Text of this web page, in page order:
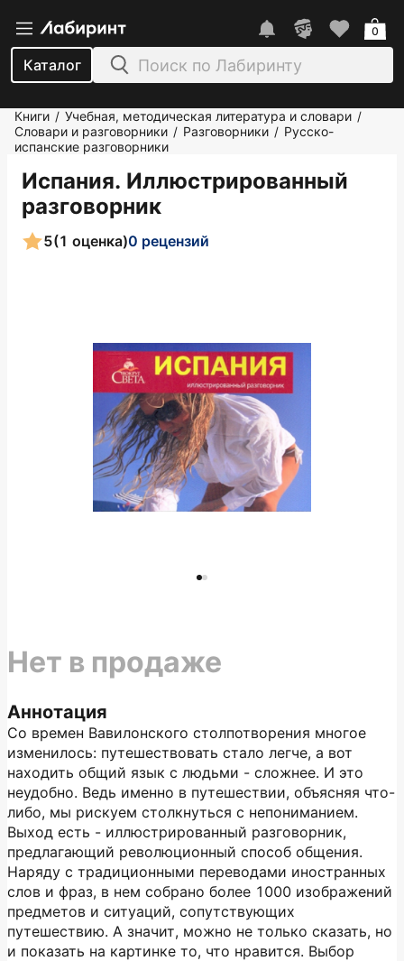
Каталог
0
Книги / Учебная, методическая литература и словари /
Словари и разговорники / Разговорники / Русско-
испанские разговорники
Испания. Иллюстрированный
разговорник
5(1 оценка)0 рецензий
Аннотация
Со времен Вавилонского столпотворения многое
изменилось: путешествовать стало легче, а вот
находить общий язык с людьми - сложнее. И это
неудобно. Ведь именно в путешествии, объясняя что-
либо, мы рискуем столкнуться с непониманием.
Выход есть - иллюстрированный разговорник,
предлагающий революционный способ общения.
Наряду с традиционными переводами иностранных
слов и фраз, в нем собрано более 1000 изображений
предметов и ситуаций, сопутствующих
путешествию. А значит, можно не только сказать, но
и показать на картинке то, что нравится. Выбор
Нет в продаже